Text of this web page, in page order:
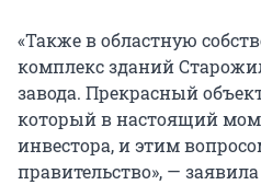
«Также в областную
комплекс зданий
завода. Прекрасный
который в настоящий
инвестора, и этим
правительство», —